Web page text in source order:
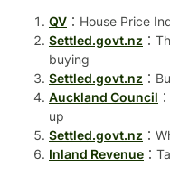
QV ：House Price
Settled.govt.nz ：
buying
Settled.govt.nz ：
Auckland Council
up
Settled.govt.nz ：
Inland Revenue ：